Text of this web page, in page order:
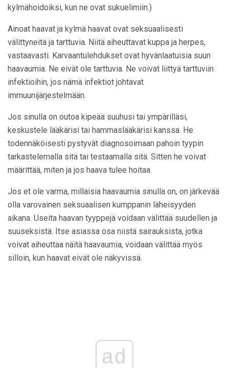
kylmähoidoiksi, kun ne ovat sukuelimiin.)
Ainoat haavat ja kylmä haavat ovat seksuaalisesti
välittyneitä ja tarttuvia. Niitä aiheuttavat kuppa ja herpes,
vastaavasti. Karvaantulehdukset ovat hyvänlaatuisia suun
haavaumia. Ne eivät ole tarttuvia. Ne voivat liittyä tarttuviin
infektioihin, jos nämä infektiot johtavat
immuunijärjestelmään.
Jos sinulla on outoa kipeää suuhusi tai ympärilläsi,
keskustele lääkärisi tai hammaslääkärisi kanssa. He
todennäköisesti pystyvät diagnosoimaan pahoin tyypin
tarkastelemalla sitä tai testaamalla sitä. Sitten he voivat
määrittää, miten ja jos haava tulee hoitaa.
Jos et ole varma, millaisia ​​haavaumia sinulla on, on järkevää
olla varovainen seksuaalisen kumppanin läheisyyden
aikana. Useita haavan tyyppejä voidaan välittää suudellen ja
suuseksistä. Itse asiassa osa niistä sairauksista, jotka
voivat aiheuttaa näitä haavaumia, voidaan välittää myös
silloin, kun haavat eivät ole näkyvissä.
ad